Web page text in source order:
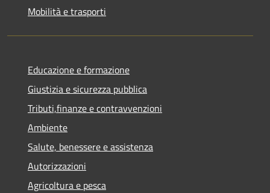
Mobilità e trasporti
Educazione e formazione
Giustizia e sicurezza pubblica
Tributi,finanze e contravvenzioni
Ambiente
Salute, benessere e assistenza
Autorizzazioni
Agricoltura e pesca